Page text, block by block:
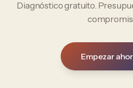
Diagnóstico gratuito.
Empezar